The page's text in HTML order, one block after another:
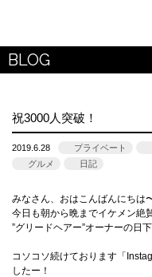
BLOG
祝3000人突破！
2019.6.28 プライベート
グルメ
日記
みなさん、おはこんばんにちは
今日も朝から晩までイケメン絶
”グリードヘアー”オーナーの日
コソコソ続けております「
したー！